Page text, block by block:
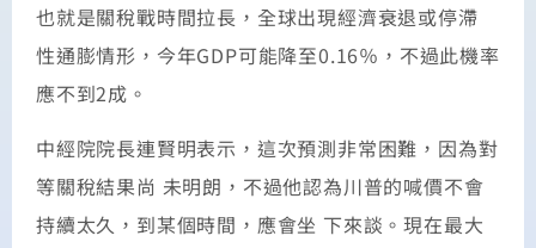
也就是關稅戰時間拉長，全球出現經濟衰退或停滯
性通膨情形，今年GDP可能降至0.16％，不過此機率
應不到2成。
中經院院長連賢明表示，這次預測非常困難，因為對
等關稅結果尚 未明朗，不過他認為川普的喊價不會
持續太久，到某個時間，應會坐 下來談。現在最大